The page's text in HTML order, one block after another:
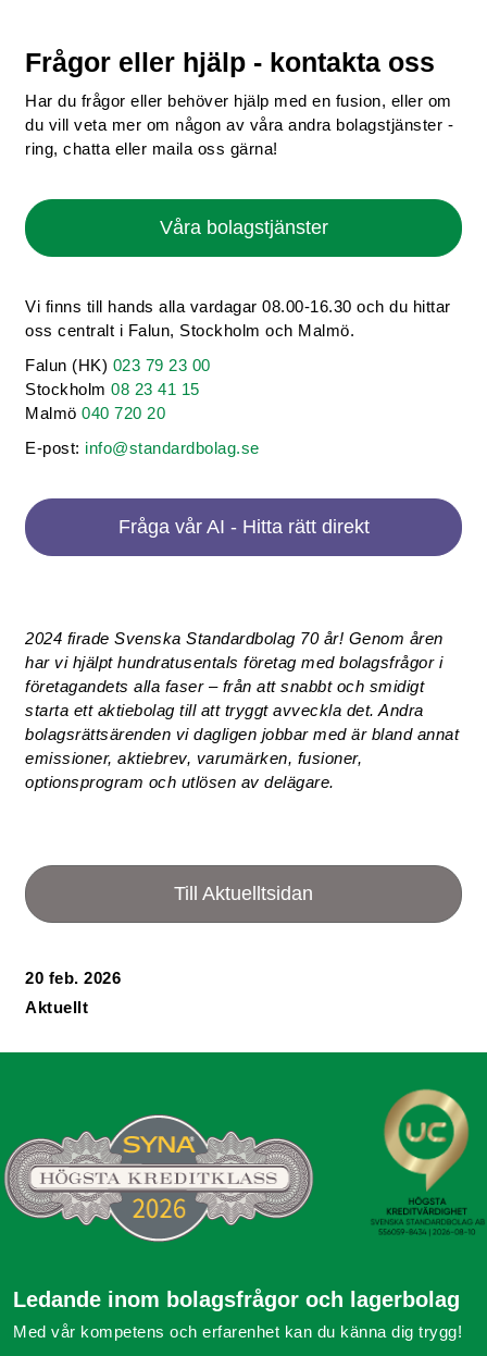
Frågor eller hjälp - kontakta oss
Har du frågor eller behöver hjälp med en fusion, eller om
du vill veta mer om någon av våra andra bolagstjänster -
ring, chatta eller maila oss gärna!
Våra bolagstjänster
Vi finns till hands alla vardagar 08.00-16.30 och du hittar
oss centralt i Falun, Stockholm och Malmö.
Falun (HK) 023 79 23 00
Stockholm08 23 41 15
Malmö040 720 20
E-post: info@standardbolag.se
Fråga vår AI - Hitta rätt direkt
2024 firade Svenska Standardbolag 70 år! Genom åren
har vi hjälpt hundratusentals företag med bolagsfrågor i
företagandets alla faser – från att snabbt och smidigt
starta ett aktiebolag till att tryggt avveckla det. Andra
bolagsrättsärenden vi dagligen jobbar med är bland annat
emissioner, aktiebrev, varumärken, fusioner,
optionsprogram och utlösen av delägare.
Till Aktuelltsidan
20 feb. 2026
Aktuellt
Ledande inom bolagsfrågor och lagerbolag
Med vår kompetens och erfarenhet kan du känna dig trygg!